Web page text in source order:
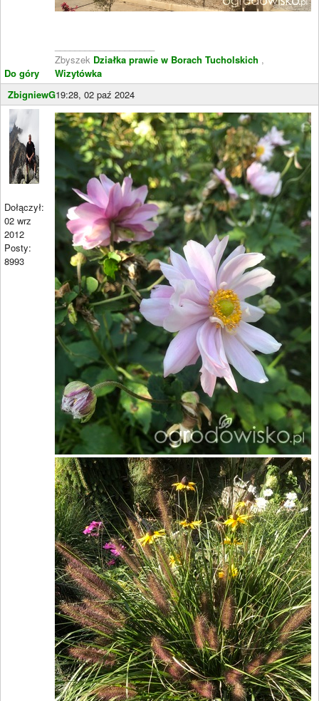
Do góry
Zbyszek Działka prawie w Borach Tucholskich ,
Wizytówka
ZbigniewG19:28, 02 paź 2024
Dołączył:
02 wrz
2012
Posty:
8993